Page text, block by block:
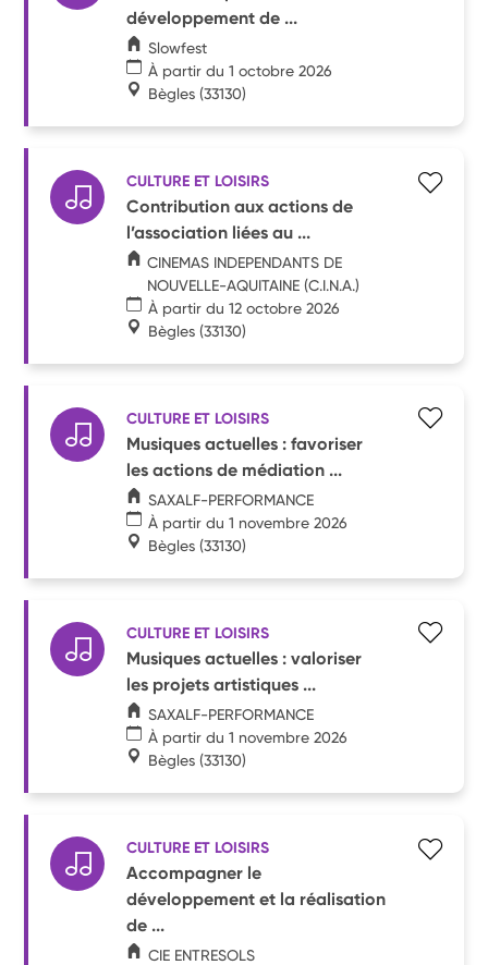
développement de ...
Slowfest
À partir du 1 octobre 2026
Bègles (33130)
CULTURE ET LOISIRS
Contribution aux actions de
l’association liées au ...
CINEMAS INDEPENDANTS DE
NOUVELLE-AQUITAINE (C.I.N.A.)
À partir du 12 octobre 2026
Bègles (33130)
CULTURE ET LOISIRS
Musiques actuelles : favoriser
les actions de médiation ...
SAXALF-PERFORMANCE
À partir du 1 novembre 2026
Bègles (33130)
CULTURE ET LOISIRS
Musiques actuelles : valoriser
les projets artistiques ...
SAXALF-PERFORMANCE
À partir du 1 novembre 2026
Bègles (33130)
CULTURE ET LOISIRS
Accompagner le
développement et la réalisation
de ...
CIE ENTRESOLS